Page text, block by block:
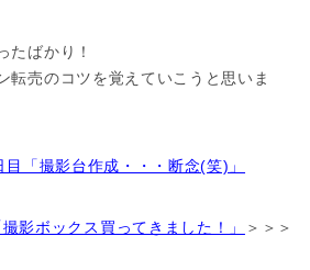
たばかり！
転売のコツを覚えていこうと思いま
「撮影台作成・・・断念(笑)」
影ボックス買ってきました！」 ＞＞＞